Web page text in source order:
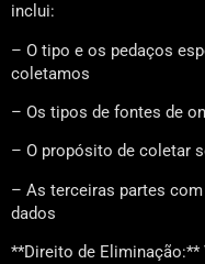
inclui:
– O tipo e os pedaços
coletamos
– Os tipos de fontes de
– O propósito de coletar
– As terceiras partes
dados
**Direito de